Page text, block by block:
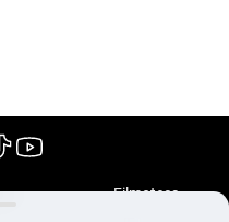
Filmoteca